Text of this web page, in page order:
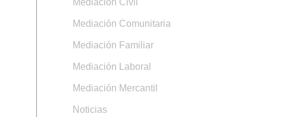
Mediación Civil
Mediación Comunitaria
Mediación Familiar
Mediación Laboral
Mediación Mercantil
Noticias